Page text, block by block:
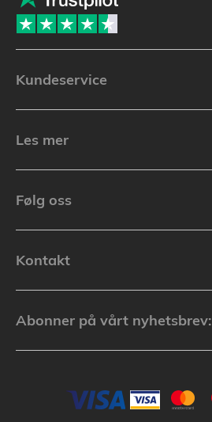
Kundeservice
Les mer
Følg oss
Kontakt
Abonner på vårt nyhetsbrev: